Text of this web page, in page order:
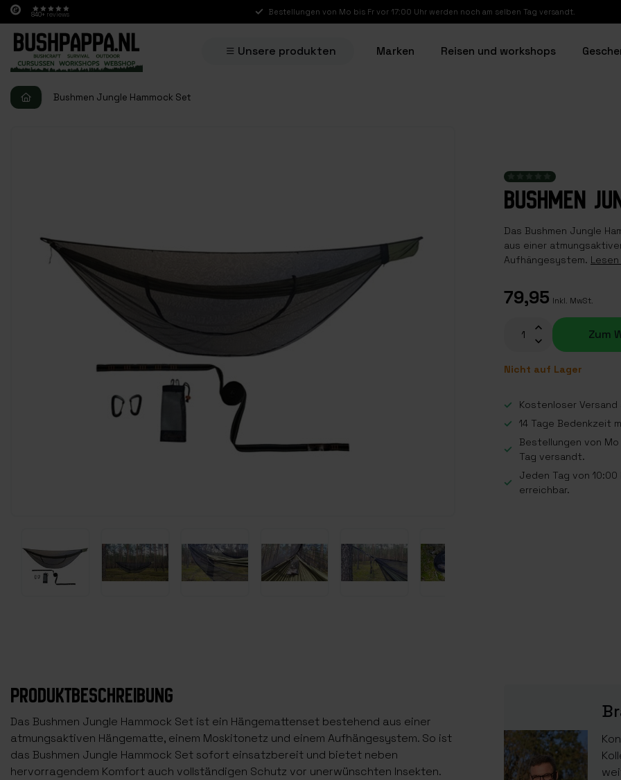
840+ reviews Bestellungen von Mo bis Fr vor 17:00 Uhr werden noch am selben Tag versandt.
Unsere produkten Marken Reisen und workshops
Bushmen Jungle Hammock Set
BUSHMEN
Das Bushmen Jungle
aus einer
Aufhängesystem. Lesen
79,95 Inkl. MwSt.
Zum
Nicht auf Lager
Kostenloser Versand
14 Tage Bedenkzeit
Bestellungen von Mo
Tag versandt.
Jeden Tag von
erreichbar.
PRODUKTBESCHREIBUNG
Das Bushmen Jungle Hammock Set ist ein Hängemattenset bestehend aus einer
atmungsaktiven Hängematte, einem Moskitonetz und einem Aufhängesystem. So ist
das Bushmen Jungle Hammock Set sofort einsatzbereit und bietet neben
hervorragendem Komfort auch vollständigen Schutz vor unerwünschten Insekten.